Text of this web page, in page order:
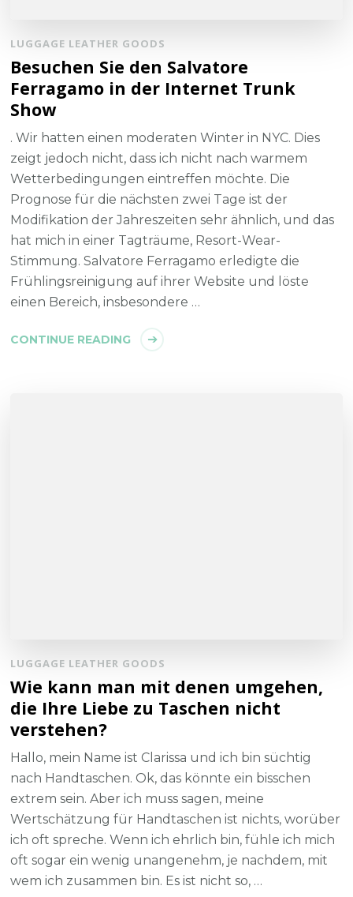
LUGGAGE LEATHER GOODS
Besuchen Sie den Salvatore
Ferragamo in der Internet Trunk
Show
. Wir hatten einen moderaten Winter in NYC. Dies
zeigt jedoch nicht, dass ich nicht nach warmem
Wetterbedingungen eintreffen möchte. Die
Prognose für die nächsten zwei Tage ist der
Modifikation der Jahreszeiten sehr ähnlich, und das
hat mich in einer Tagträume, Resort-Wear-
Stimmung. Salvatore Ferragamo erledigte die
Frühlingsreinigung auf ihrer Website und löste
einen Bereich, insbesondere …
CONTINUE READING
LUGGAGE LEATHER GOODS
Wie kann man mit denen umgehen,
die Ihre Liebe zu Taschen nicht
verstehen?
Hallo, mein Name ist Clarissa und ich bin süchtig
nach Handtaschen. Ok, das könnte ein bisschen
extrem sein. Aber ich muss sagen, meine
Wertschätzung für Handtaschen ist nichts, worüber
ich oft spreche. Wenn ich ehrlich bin, fühle ich mich
oft sogar ein wenig unangenehm, je nachdem, mit
wem ich zusammen bin. Es ist nicht so, …